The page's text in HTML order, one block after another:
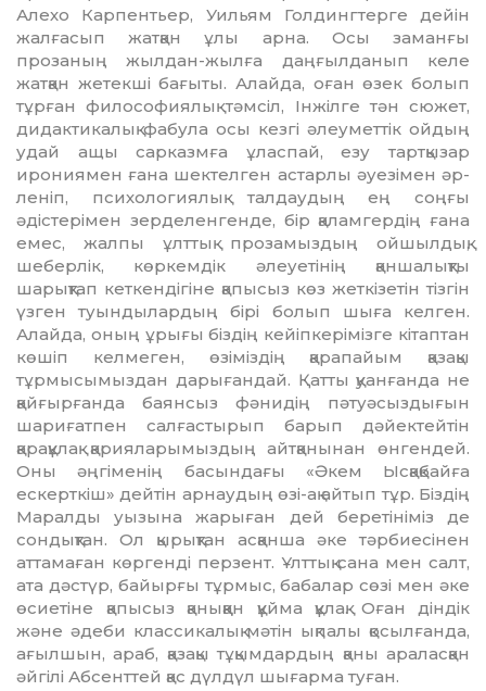
Алехо Карпентьер, Уильям Гол­дингтерге дейін
жалғасып жатқан ұлы арна. Осы заманғы
прозаның жылдан-жылға даңғылданып келе
жатқан жетекші бағыты. Алайда, оған өзек болып
тұрған филосо­фия­лық тәмсіл, Інжілге тән сюжет,
ди­дак­­тикалық фабула осы кезгі әлеу­меттік ойдың
удай ащы сарказмға ұлас­пай, езу тартқызар
ирониямен ғана шектелген астарлы әуезімен әр­
леніп, психологиялық талдаудың ең соңғы
әдістерімен зерделенгенде, бір қаламгердің ғана
емес, жалпы ұлттық прозамыздың ойшылдық,
шеберлік, көркемдік әлеуетінің қаншалықты
шарықтап кеткендігіне қапысыз көз жеткізетін тізгін
үзген туындылардың бірі болып шыға келген.
Алайда, оның ұрығы біздің кейіпкерімізге кі­таптан
көшіп келмеген, өзіміздің қарапайым қазақы
тұрмысымыздан дарығандай. Қатты қуанғанда не
қай­ғырғанда баянсыз фәнидің пә­туә­сыздығын
шариғатпен салғас­ты­рып барып дәйектейтін
қарақұлақ қа­рияларымыздың айтқанынан өнгендей.
Оны әңгіменің басындағы «Әкем Ысқақбайға
ескерткіш» дейтін арнаудың өзі-ақ айтып тұр. Біздің
Маралды уызына жарыған дей бере­тініміз де
сондықтан. Ол қырықтан асқанша әке тәрбиесінен
аттамаған көргенді перзент. Ұлттық сана мен салт,
ата дәстүр, байырғы тұрмыс, бабалар сөзі мен әке
өсиетіне қапы­сыз қаныққан құйма құлақ. Оған дін­дік
және әдеби классикалық мәті­н ықпалы қосылғанда,
ағылшын, араб, қазақы тұқымдардың қаны ара­ласқан
әйгілі Абсенттей қас дүлдүл шығарма туған.